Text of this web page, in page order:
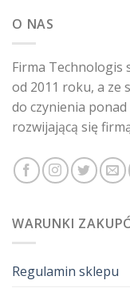
O NAS
Firma Technologis
od 2011 roku, a ze
do czynienia
rozwijającą się
WARUNKI
Regulamin sklepu